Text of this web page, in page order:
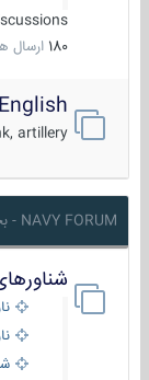
180 ارسال ها
English
artillery ...
NAVY FORUM - بخش نیروی دریایی